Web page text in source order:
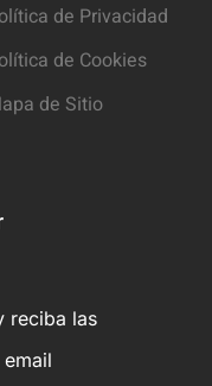
de Privacidad
de Cookies
de Sitio
reciba las